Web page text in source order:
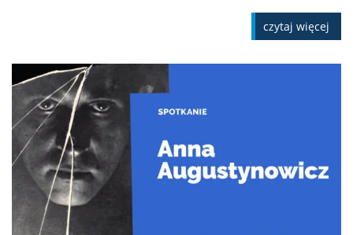
czytaj więcej